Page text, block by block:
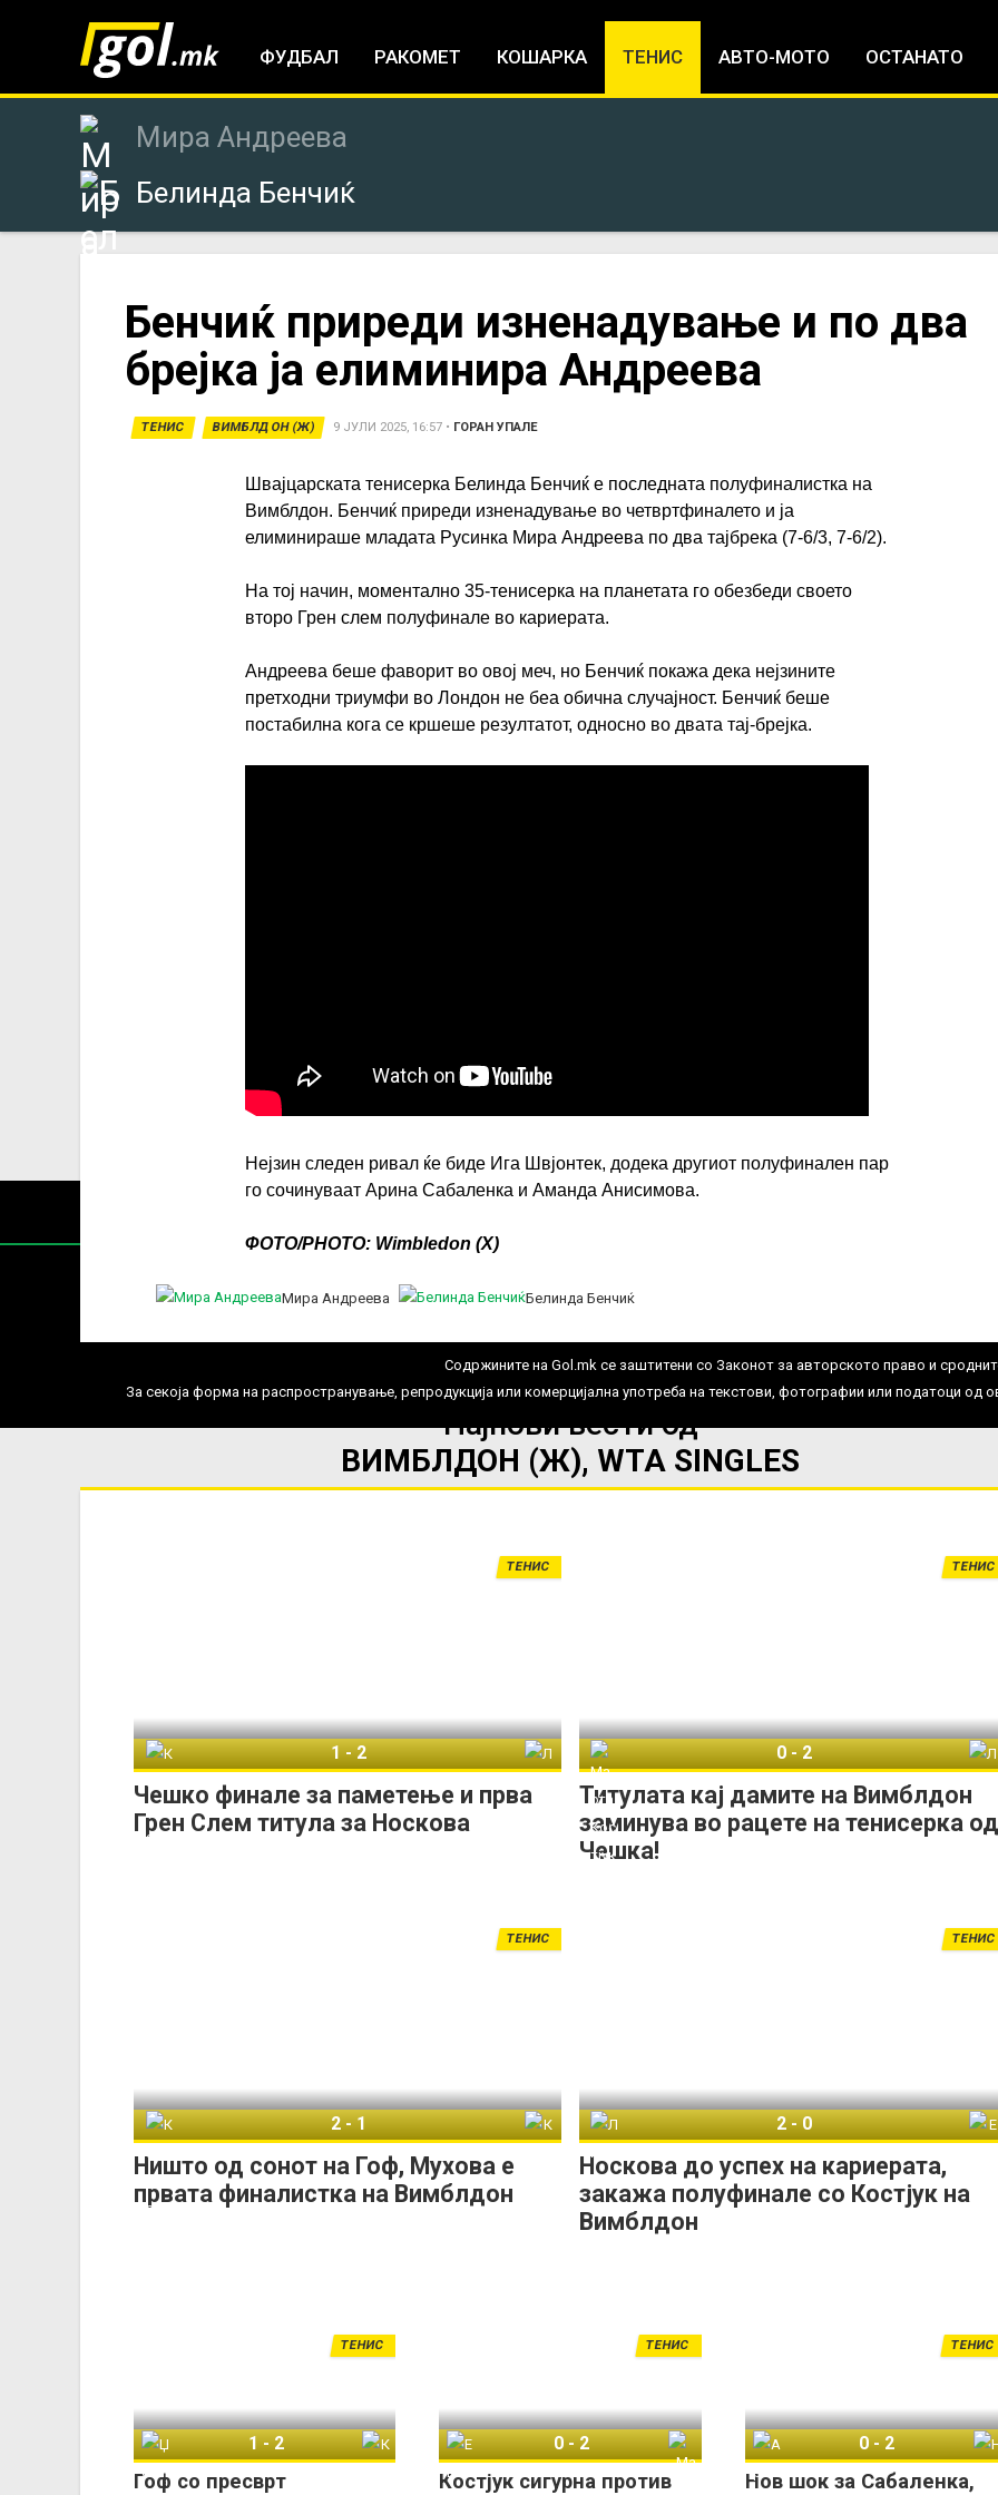
ФУДБАЛ РАКОМЕТ КОШАРКА ТЕНИС АВТО-МОТО ОСТАНАТО
Мира Андреева
Белинда Бенчиќ
here
Бенчиќ приреди изненадување и по два
брејка ја елиминира Андреева
ТЕНИС ВИМБЛДОН (Ж) 9 ЈУЛИ 2025, 16:57• ГОРАН УПАЛЕ
Швајцарската тенисерка Белинда Бенчиќ е последната полуфиналистка на
Вимблдон. Бенчиќ приреди изненадување во четвртфиналето и ја
елиминираше младата Русинка Мира Андреева по два тајбрека (7-6/3, 7-6/2).
На тој начин, моментално 35-тенисерка на планетата го обезбеди своето
второ Грен слем полуфинале во кариерата.
Андреева беше фаворит во овој меч, но Бенчиќ покажа дека нејзините
претходни триумфи во Лондон не беа обична случајност. Бенчиќ беше
постабилна кога се кршеше резултатот, односно во двата тај-брејка.
Нејзин следен ривал ќе биде Ига Швјонтек, додека другиот полуфинален пар
го сочинуваат Арина Сабаленка и Аманда Анисимова.
ФОТО/PHOTO: Wimbledon (Х)
Мира Андреева Белинда Бенчиќ
Најнови вести од
ВИМБЛДОН (Ж), WTA SINGLES
Чешко финале за паметење и прва
Грен Слем титула за Носкова
ТЕНИС
1-2
Титулата кај дамите на Вимблдон
заминува во рацете на тенисерка од
Чешка!
ТЕНИС
0-2
Ништо од сонот на Гоф, Мухова е
првата финалистка на Вимблдон
ТЕНИС
2-1
Носкова до успех на кариерата,
закажа полуфинале со Костјук на
Вимблдон
ТЕНИС
2-0
Гоф со пресврт
ТЕНИС
1-2
Костјук сигурна против
ТЕНИС
0-2
Нов шок за Сабаленка,
ТЕНИС
0-2
Содржините на Gol.mk се заштитени со Законот за авторското право и
За секоја форма на распространување, репродукција или комерцијална употреба на текстови, фотографии или податоци од